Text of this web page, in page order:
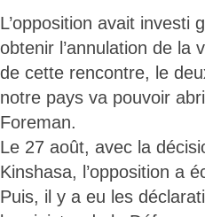
L’opposition avait investi
obtenir l’annulation de la
de cette rencontre, le
notre pays va pouvoir
Foreman.
Le 27 août, avec la
Kinshasa, l’opposition a
Puis, il y a eu les